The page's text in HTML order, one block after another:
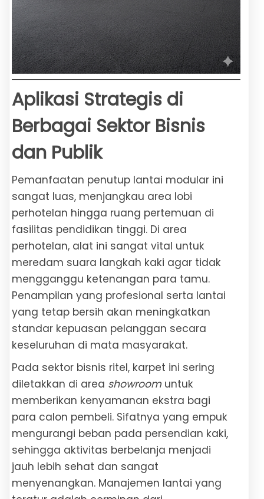
Aplikasi Strategis di
Berbagai Sektor Bisnis
dan Publik
Pemanfaatan penutup lantai modular ini
sangat luas, menjangkau area lobi
perhotelan hingga ruang pertemuan di
fasilitas pendidikan tinggi. Di area
perhotelan, alat ini sangat vital untuk
meredam suara langkah kaki agar tidak
mengganggu ketenangan para tamu.
Penampilan yang profesional serta lantai
yang tetap bersih akan meningkatkan
standar kepuasan pelanggan secara
keseluruhan di mata masyarakat.
Pada sektor bisnis ritel, karpet ini sering
diletakkan di area showroomuntuk
memberikan kenyamanan ekstra bagi
para calon pembeli. Sifatnya yang empuk
mengurangi beban pada persendian kaki,
sehingga aktivitas berbelanja menjadi
jauh lebih sehat dan sangat
menyenangkan. Manajemen lantai yang